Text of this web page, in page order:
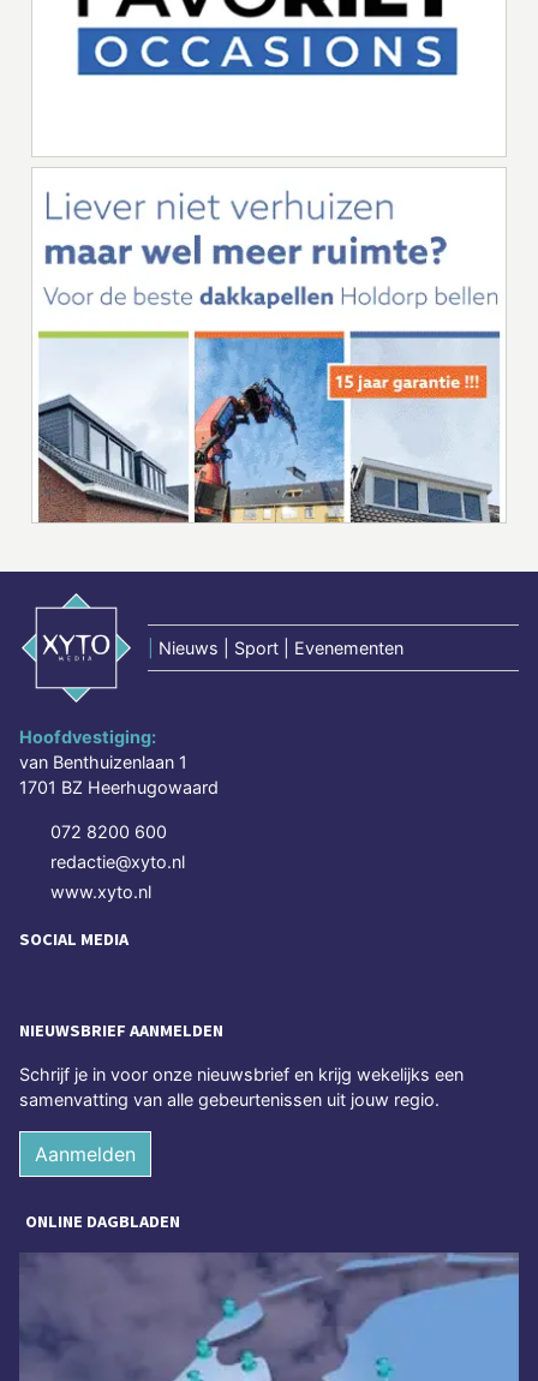
Nieuws | Sport | Evenementen
Hoofdvestiging:
van Benthuizenlaan 1
1701 BZ Heerhugowaard
072 8200 600
redactie@xyto.nl
www.xyto.nl
SOCIAL MEDIA
NIEUWSBRIEF AANMELDEN
Schrijf je in voor onze nieuwsbrief en krijg wekelijks een
samenvatting van alle gebeurtenissen uit jouw regio.
Aanmelden
ONLINE DAGBLADEN